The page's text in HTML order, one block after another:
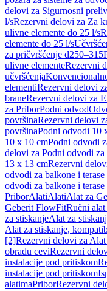
delovi za Sigurnosni
l/sRezervni delovi za Za
ulivne elemente do 25 l/s
elemente do 25 l/s
za pričvršćenje d250–315
ulivne elementeRezervni
učvršćenja
elementiRezervni delovi
braneRezervni delovi za
za PriborPodni odvod
površinaRezervni delovi
površinaPodni odvodi 10
10 x 10 cmPodni odvodi
delovi za Podni odvodi
13 x 13 cmRezervni
odvodi za balkone i
odvodi za balkone i
PriborAlatiAlatiAlat za
Geberit FlowFitRučni alat
za stiskanjeAlat za
Alat za stiskanje,
[2]Rezervni delovi za
obradu ceviRezervni
instalacije pod pritiskom
instalacije pod pritiskom
alatimaPriborRezervni